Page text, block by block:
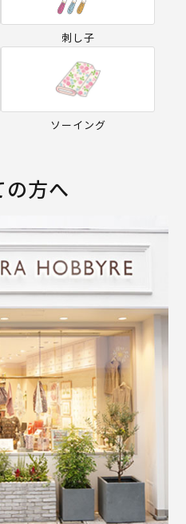
刺し子
ソーイング
の方へ